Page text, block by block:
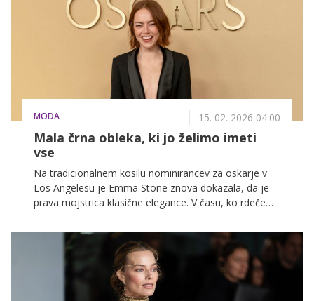
MODA 15. 02. 2026 04.00
Mala črna obleka, ki jo želimo imeti
vse
Na tradicionalnem kosilu nominirancev za oskarje v
Los Angelesu je Emma Stone znova dokazala, da je
prava mojstrica klasične elegance. V času, ko rdeče
bleščeči dodatki, je igralka izbrala preprostost in malo
črno obleko.